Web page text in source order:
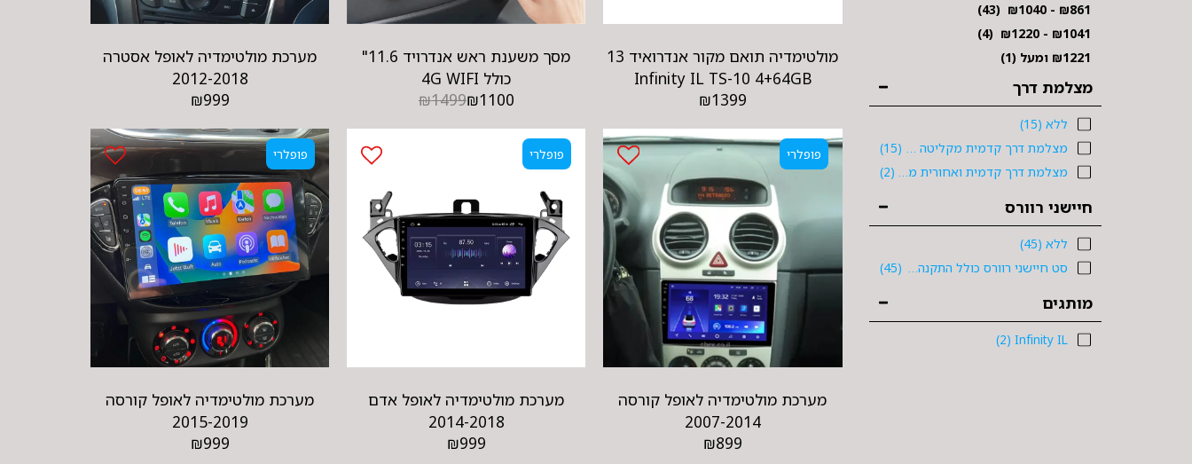
₪861
-
₪1040
(43)
₪1041
-
₪1220
(4)
₪1221 ומעל (1)
מותגים
Infinity IL
(2)
מצלמת דרך
ללא (15)
מצלמת דרך קדמית מקליטה רק 299 ש"ח (15)
מצלמת דרך קדמית ואחורית מקליטה רק 599 ש"ח (2)
חיישני רוורס
ללא (45)
סט חיישני רוורס כולל התקנה רק 399 ש"ח (45)
מולטימדיה תואם מקור אנדרואיד 13
Infinity IL TS-10 4+64GB
₪1399
מסך משענת ראש אנדרויד 11.6"
כולל 4G WIFI
₪1499₪1100
מערכת מולטימדיה לאופל אסטרה
2012-2018
₪999
פופלרי
מערכת מולטימדיה לאופל קורסה
2007-2014
₪899
פופלרי
מערכת מולטימדיה לאופל אדם
2014-2018
₪999
פופלרי
מערכת מולטימדיה לאופל קורסה
2015-2019
₪999